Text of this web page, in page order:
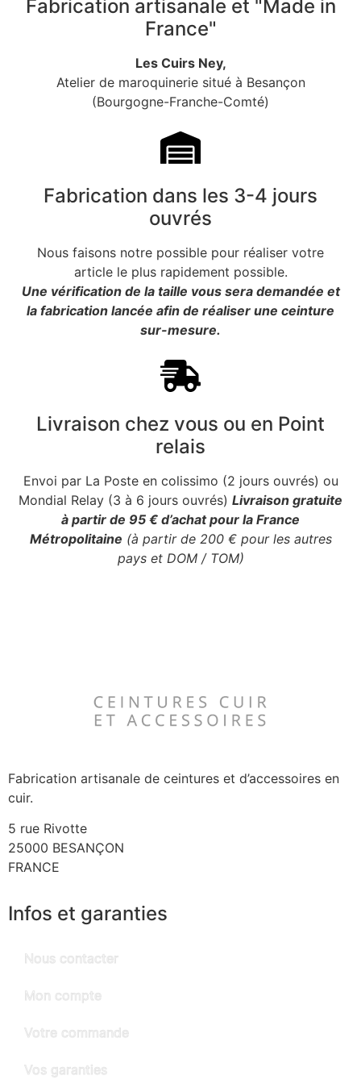
Fabrication artisanale et "Made in
France"
Les Cuirs Ney,
Atelier de maroquinerie situé à Besançon
(Bourgogne-Franche-Comté)
Fabrication dans les 3-4 jours
ouvrés
Nous faisons notre possible pour réaliser votre
article le plus rapidement possible.
Une vérification de la taille vous sera demandée et
la fabrication lancée afin de réaliser une ceinture
sur-mesure.
Livraison chez vous ou en Point
relais
Envoi par La Poste en colissimo (2 jours ouvrés) ou
Mondial Relay (3 à 6 jours ouvrés) Livraison gratuite
à partir de 95 € d’achat pour la France
Métropolitaine (à partir de 200 € pour les autres
pays et DOM / TOM)
Fabrication artisanale de ceintures et d’accessoires en
cuir.
5 rue Rivotte
25000 BESANÇON
FRANCE
Infos et garanties
Nous contacter
Mon compte
Votre commande
Vos garanties